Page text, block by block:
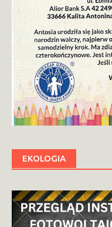
EKOLOGIA